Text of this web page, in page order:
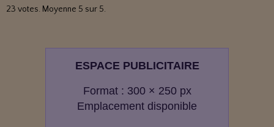
23 votes. Moyenne 5 sur 5.
ESPACE PUBLICITAIRE
Format : 300 × 250 px
Emplacement disponible